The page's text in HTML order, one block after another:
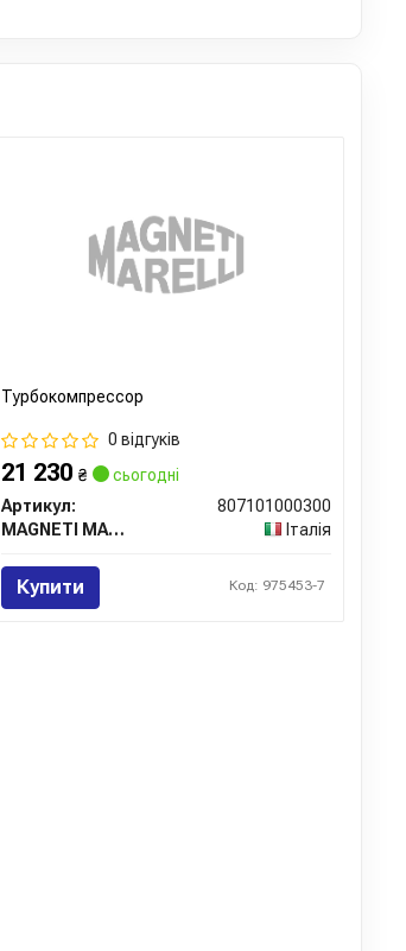
Турбокомпрессор
0 відгуків
21 230₴
сьогодні
Артикул:
807101000300
MAGNETI MARELLI
Італія
Купити Код: 975453-7